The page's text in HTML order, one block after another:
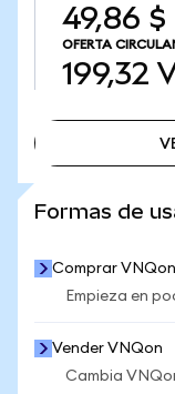
49,86 $
OFERTA
199,32
Formas de
Comprar VNQon
Empieza en
Vender VNQon
Cambia